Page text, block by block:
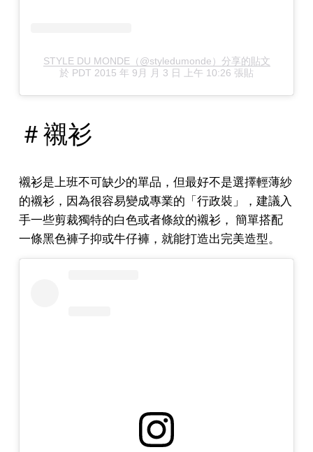
STYLE DU MONDE（@styledumonde）分享的貼文
於 PDT 2015 年 9月 月 3 日 上午 10:26 張貼
＃襯衫
襯衫是上班不可缺少的單品，但最好不是選擇輕薄紗
的襯衫，因為很容易變成專業的「行政裝」，建議入
手一些剪裁獨特的白色或者條紋的襯衫， 簡單搭配
一條黑色褲子抑或牛仔褲，就能打造出完美造型。